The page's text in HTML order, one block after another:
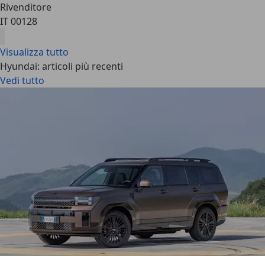
Rivenditore
IT 00128
Visualizza tutto
Hyundai: articoli più recenti
Vedi tutto